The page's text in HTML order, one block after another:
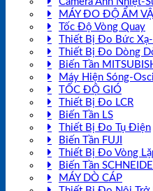
MÁY ĐO ĐỘ ẨM
Tốc Độ Vòng Quay
Thiết Bị Đo Bức
Thiết Bị Đo Dòng
Biến Tần
Máy Hiện Sóng-
TỐC ĐỘ GIÓ
Thiết Bị Đo LCR
Biến Tần LS
Thiết Bị Đo Tụ Điện
Biến Tần FUJI
Thiết Bị Đo Vòng
Biến Tần
MÁY DÒ CÁP